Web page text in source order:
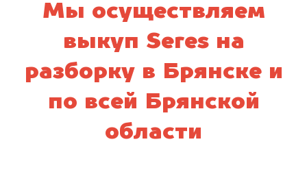
Мы осуществляем
выкуп Seres на
разборку в Брянске и
по всей Брянской
области